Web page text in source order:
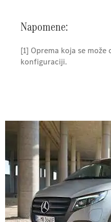
Napomene:
[1] Oprema koja se
konfiguraciji.